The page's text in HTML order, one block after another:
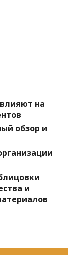
на
обзор и
и